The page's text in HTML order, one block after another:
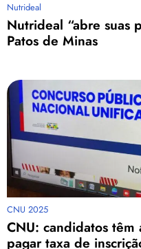
Nutrideal
Nutrideal “abre suas
Patos de Minas
CNU 2025
CNU: candidatos têm
pagar taxa de